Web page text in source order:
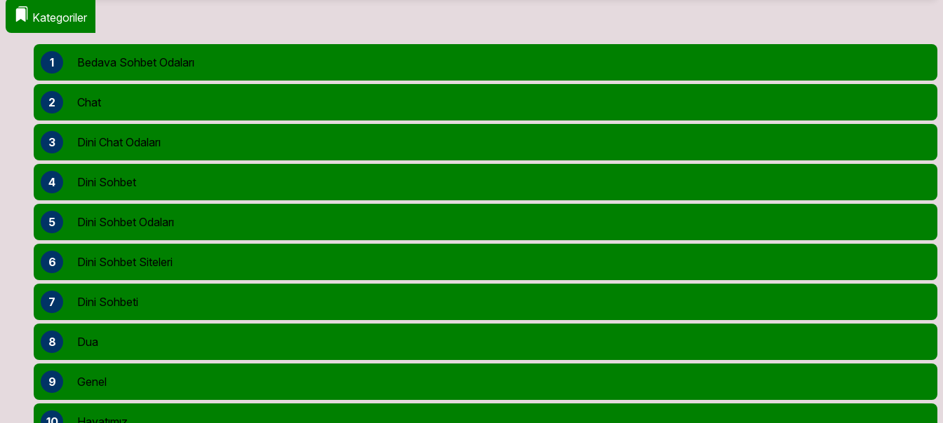
Kategoriler
1 Bedava Sohbet Odaları
2 Chat
3 Dini Chat Odaları
4 Dini Sohbet
5 Dini Sohbet Odaları
6 Dini Sohbet Siteleri
7 Dini Sohbeti
8 Dua
9 Genel